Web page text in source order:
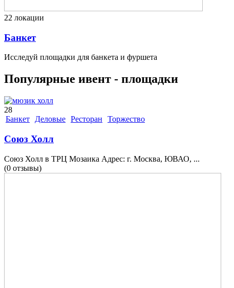
22 локации
Банкет
Исследуй площадки для банкета и фуршета
Популярные ивент - площадки
28
Банкет
Деловые Ресторан Торжество
Союз Холл
Союз Холл в ТРЦ Мозаика Адрес: г. Москва, ЮВАО, ...
(0 отзывы)